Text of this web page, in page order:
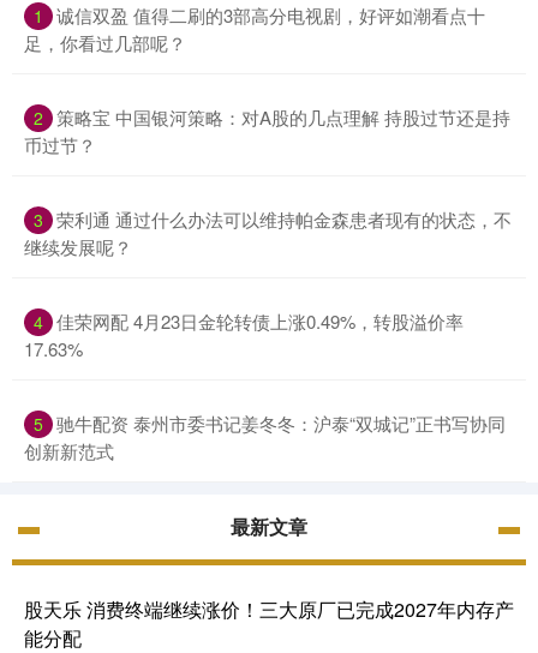
1
诚信双盈 值得二刷的3部高分电视剧，好评如潮看点十
足，你看过几部呢？
2 策略宝 中国银河策略：对A股的几点理解 持股过节还是持
币过节？
3 荣利通 通过什么办法可以维持帕金森患者现有的状态，不
继续发展呢？
4 佳荣网配 4月23日金轮转债上涨0.49%，转股溢价率
17.63%
5 驰牛配资 泰州市委书记姜冬冬：沪泰“双城记”正书写协同
创新新范式
最新文章
股天乐 消费终端继续涨价！三大原厂已完成2027年内存产
能分配